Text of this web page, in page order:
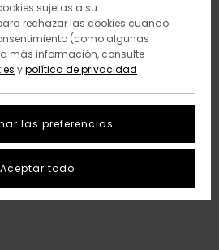
sujetas a su
rechazar las cookies cuando
(como algunas
más información, consulte
ypolítica de privacidad
las preferencias
Aceptar todo